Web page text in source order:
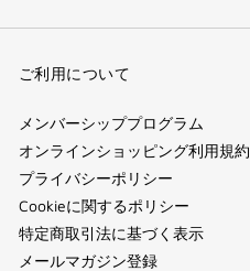
ご利用について
メンバーシッププログラム
オンラインショッピング利用規約
プライバシーポリシー
Cookieに関するポリシー
特定商取引法に基づく表示
メールマガジン登録